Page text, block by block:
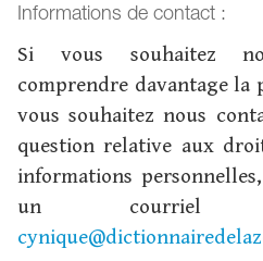
Informations de contact :
Si vous souhaitez
comprendre davantage la
vous souhaitez nous
question relative aux
informations
un